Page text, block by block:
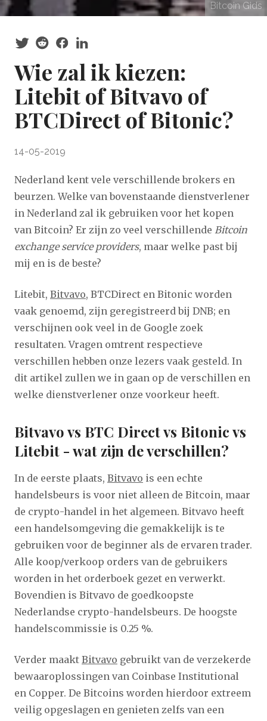
Bitcoin Gids
Wie zal ik kiezen:
Litebit of Bitvavo of
BTCDirect of Bitonic?
14-05-2019
Nederland kent vele verschillende brokers en
beurzen. Welke van bovenstaande dienstverlener
in Nederland zal ik gebruiken voor het kopen
van Bitcoin? Er zijn zo veel verschillende Bitcoin
exchange service providers, maar welke past bij
mij en is de beste?
Litebit, Bitvavo, BTCDirect en Bitonic worden
vaak genoemd, zijn geregistreerd bij DNB; en
verschijnen ook veel in de Google zoek
resultaten. Vragen omtrent respectieve
verschillen hebben onze lezers vaak gesteld. In
dit artikel zullen we in gaan op de verschillen en
welke dienstverlener onze voorkeur heeft.
Bitvavo vs BTC Direct vs Bitonic vs
Litebit - wat zijn de verschillen?
In de eerste plaats, Bitvavo is een echte
handelsbeurs is voor niet alleen de Bitcoin, maar
de crypto-handel in het algemeen. Bitvavo heeft
een handelsomgeving die gemakkelijk is te
gebruiken voor de beginner als de ervaren trader.
Alle koop/verkoop orders van de gebruikers
worden in het orderboek gezet en verwerkt.
Bovendien is Bitvavo de goedkoopste
Nederlandse crypto-handelsbeurs. De hoogste
handelscommissie is 0.25 %.
Verder maakt Bitvavo gebruikt van de verzekerde
bewaaroplossingen van Coinbase Institutional
en Copper. De Bitcoins worden hierdoor extreem
veilig opgeslagen en genieten zelfs van een